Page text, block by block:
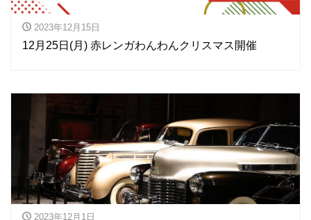
2023年12月15日
12月25日(月) 赤レンガわんわんクリスマス開催
2023年12月1日